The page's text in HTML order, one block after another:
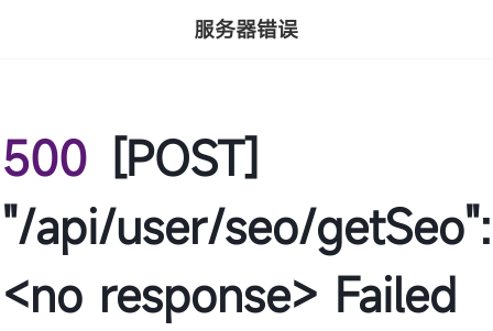
服务器错误
500 [POST]
"/api/user/seo/getSeo":
<no response> Failed